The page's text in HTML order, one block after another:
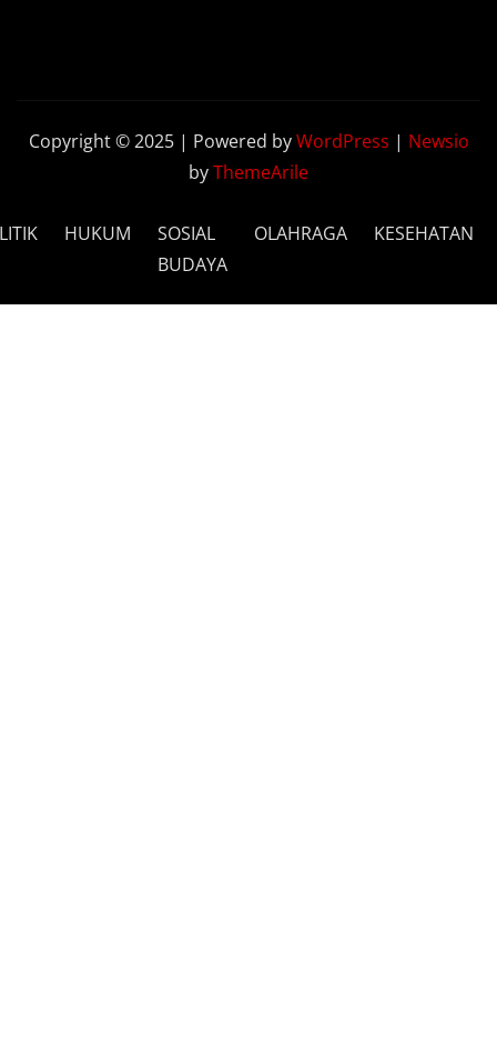
Copyright © 2025 | Powered byWordPress | Newsio
byThemeArile
HUKUM
SOSIAL
BUDAYA
OLAHRAGA KESEHATAN